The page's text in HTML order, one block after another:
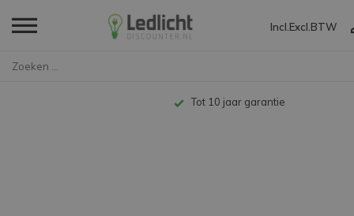
Incl. Excl. BTW
Tot 10 jaar garantie